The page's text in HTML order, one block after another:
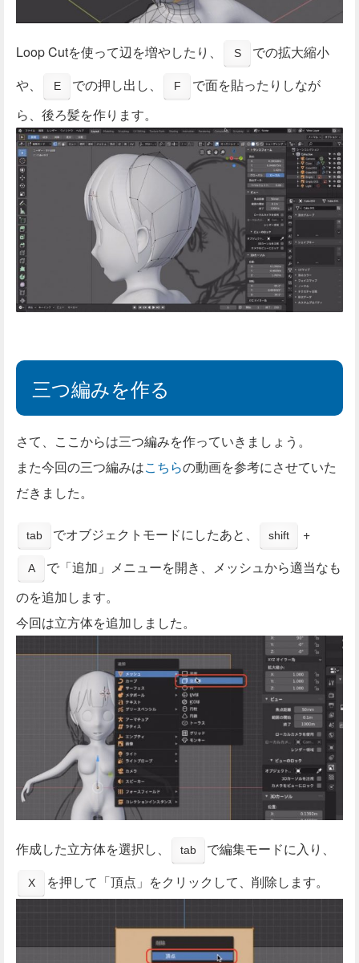
Loop Cutを使って辺を増やしたり、 S
での拡大縮小
や、
E での押し出し、 F
で面を貼ったりしなが
ら、後ろ髪を作ります。
三つ編みを作る
さて、ここからは三つ編みを作っていきましょう。
また今回の三つ編みはこちらの動画を参考にさせていた
だきました。
tab でオブジェクトモードにしたあと、 shift +
A
で「追加」メニューを開き、メッシュから適当なも
のを追加します。
今回は立方体を追加しました。
作成した立方体を選択し、 tab で編集モードに入り、
X を押して「頂点」をクリックして、削除します。